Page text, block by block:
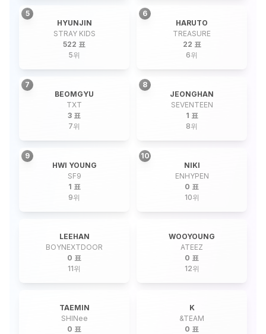
5
HYUNJIN
STRAY KIDS
522 표
5위
6
HARUTO
TREASURE
22 표
6위
7
BEOMGYU
TXT
3 표
7위
8
JEONGHAN
SEVENTEEN
1 표
8위
9
HWI YOUNG
SF9
1 표
9위
10
NIKI
ENHYPEN
0 표
10위
LEEHAN
BOYNEXTDOOR
0 표
11위
WOOYOUNG
ATEEZ
0 표
12위
TAEMIN
SHINee
0 표
K
&TEAM
0 표